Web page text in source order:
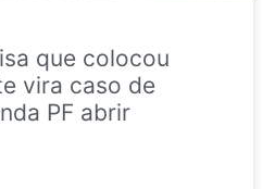
que colocou
vira caso de
PF abrir